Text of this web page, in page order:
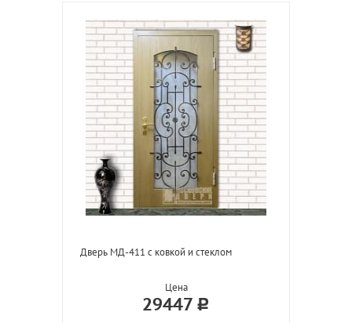
Дверь МД-411 с ковкой и стеклом
Цена
29447